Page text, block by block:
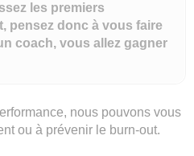
les premiers
pensez donc à vous faire
coach, vous allez gagner
nous pouvons vous
ou à prévenir le burn-out.